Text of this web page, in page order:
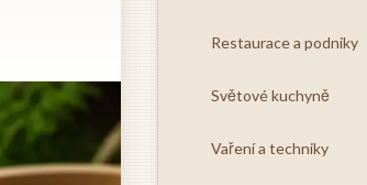
Restaurace a podniky
Světové kuchyně
Vaření a techniky